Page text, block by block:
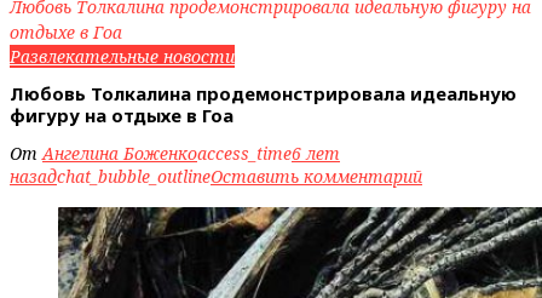
Любовь Толкалина продемонстрировала идеальную фигуру на
отдыхе в Гоа
Развлекательные новости
Любовь Толкалина продемонстрировала идеальную
фигуру на отдыхе в Гоа
ОтАнгелина Боженкоaccess_time6 лет
назадchat_bubble_outlineОставить комментарий